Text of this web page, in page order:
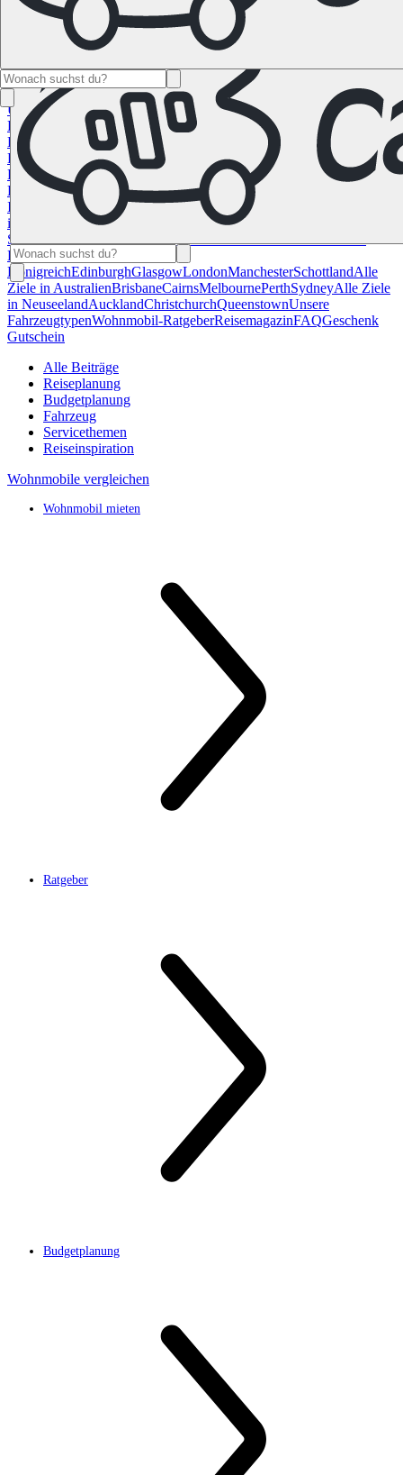
NamibiaSüdafrika
Alle Ziele in
KanadaCalgaryHalifaxMontrealTorontoVancouver
Alle Ziele in den
USALas VegasLos Angeles Miami New YorkSan
Francisco
Chile Costa Rica Alle Reiseziele in
Deutschland
Berlin Hamburg Leipzig München Stuttgart
Reiseziele in
Frankreich
KorsikaLyonMarseilles NizzaParis Toulouse
Alle
Reiseziele in
Italien
CagliariFlorenzMailandRom Sardinien
in Norwegen Bergen
Alle Reiseziele in
Spanien
Reiseziele im Vereinigtem
KönigreichEdinburghGlasgowLondonManchesterSchottlandAlle
Ziele in AustralienBrisbaneCairnsMelbournePerthSydneyAlle Ziele
in NeuseelandAucklandChristchurchQueenstownUnsere
FahrzeugtypenWohnmobil-RatgeberReisemagazinFAQGeschenk
Gutschein
Alle Beiträge
Reiseplanung
Budgetplanung
Fahrzeug
Servicethemen
Reiseinspiration
Wohnmobile vergleichen
Wohnmobil mieten
Ratgeber
Budgetplanung